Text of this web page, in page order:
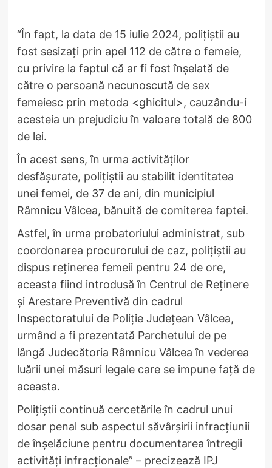
“În fapt, la data de 15 iulie 2024, polițiștii au
fost sesizați prin apel 112 de către o femeie,
cu privire la faptul că ar fi fost înșelată de
către o persoană necunoscută de sex
femeiesc prin metoda <ghicitul>, cauzându-i
acesteia un prejudiciu în valoare totală de 800
de lei.
În acest sens, în urma activităților
desfășurate, polițiștii au stabilit identitatea
unei femei, de 37 de ani, din municipiul
Râmnicu Vâlcea, bănuită de comiterea faptei.
Astfel, în urma probatoriului administrat, sub
coordonarea procurorului de caz, polițiștii au
dispus reținerea femeii pentru 24 de ore,
aceasta fiind introdusă în Centrul de Reținere
și Arestare Preventivă din cadrul
Inspectoratului de Poliție Județean Vâlcea,
urmând a fi prezentată Parchetului de pe
lângă Judecătoria Râmnicu Vâlcea în vederea
luării unei măsuri legale care se impune față de
aceasta.
Polițiștii continuă cercetările în cadrul unui
dosar penal sub aspectul săvârșirii infracțiunii
de înșelăciune pentru documentarea întregii
activități infracționale” – precizează IPJ